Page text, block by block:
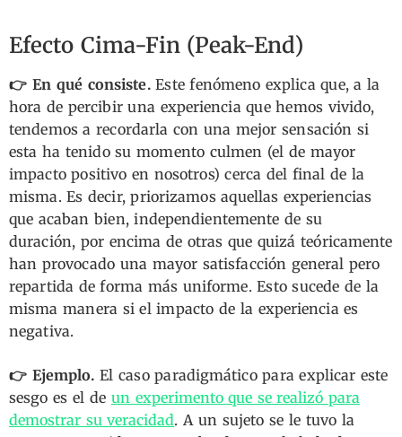
Efecto Cima-Fin (Peak-End)
👉 En qué consiste. Este fenómeno explica que, a la
hora de percibir una experiencia que hemos vivido,
tendemos a recordarla con una mejor sensación si
esta ha tenido su momento culmen (el de mayor
impacto positivo en nosotros) cerca del final de la
misma. Es decir, priorizamos aquellas experiencias
que acaban bien, independientemente de su
duración, por encima de otras que quizá teóricamente
han provocado una mayor satisfacción general pero
repartida de forma más uniforme. Esto sucede de la
misma manera si el impacto de la experiencia es
negativa.
👉 Ejemplo. El caso paradigmático para explicar este
sesgo es el de un experimento que se realizó para
demostrar su veracidad. A un sujeto se le tuvo la